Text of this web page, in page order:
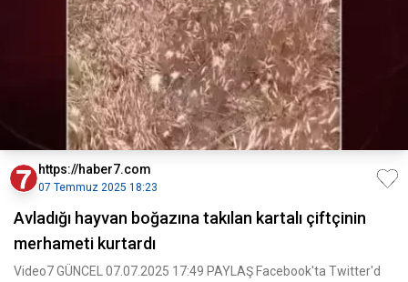
https://haber7.com
07 Temmuz 2025 18:23
Avladığı hayvan boğazına takılan kartalı çiftçinin
merhameti kurtardı
Video7 GÜNCEL 07.07.2025 17:49 PAYLAŞ Facebook'ta Twitter'd